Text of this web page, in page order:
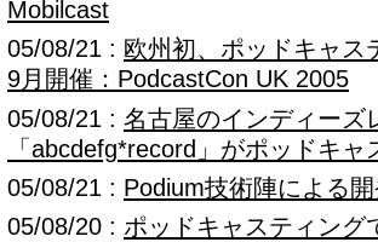
Mobilcast
05/08/21 : 欧州初、ポッドキャス
9月開催：PodcastCon UK 2005
05/08/21 : 名古屋のインディーズ
「abcdefg*record」がポッドキ
05/08/21 : Podium技術陣による
05/08/20 : ポッドキャスティング